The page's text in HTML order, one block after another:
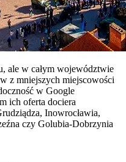
ale w całym województwie
z mniejszych miejscowości
w Google
ich oferta dociera
Inowrocławia,
czy Golubia‑Dobrzynia